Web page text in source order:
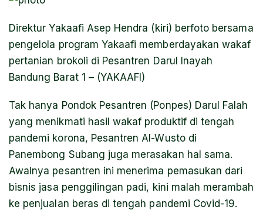
Direktur Yakaafi Asep Hendra (kiri) berfoto bersama
pengelola program Yakaafi memberdayakan wakaf
pertanian brokoli di Pesantren Darul Inayah
Bandung Barat 1 – (YAKAAFI)
Tak hanya Pondok Pesantren (Ponpes) Darul Falah
yang menikmati hasil wakaf produktif di tengah
pandemi korona, Pesantren Al-Wusto di
Panembong Subang juga merasakan hal sama.
Awalnya pesantren ini menerima pemasukan dari
bisnis jasa penggilingan padi, kini malah merambah
ke penjualan beras di tengah pandemi Covid-19.